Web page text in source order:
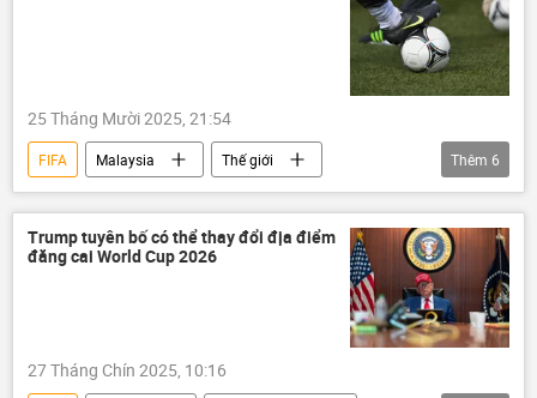
25 Tháng Mười 2025, 21:54
FIFA Malaysia
Thế giới
Việt Nam
AFC
bóng đá
Thể thao
VFF Nepal
Thêm 6
Trump tuyên bố có thể thay đổi địa điểm
đăng cai World Cup 2026
27 Tháng Chín 2025, 10:16